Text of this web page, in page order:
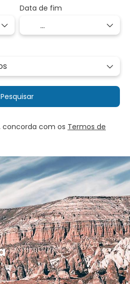
Data de fim
Pesquisar
concorda com os Termos de